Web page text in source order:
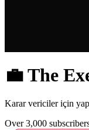
💼 The
Karar vericiler için
Over 3,000